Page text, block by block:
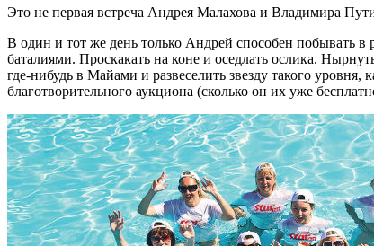
Это не первая встреча Андрея Малахова и Владимира
В один и тот же день только Андрей способен побывать
баталиями. Проскакать на коне и оседлать ослика.
где-нибудь в Майами и развеселить звезду такого
благотворительного аукциона (сколько он их уже